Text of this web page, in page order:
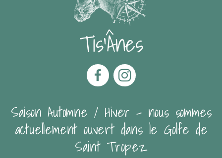
Tis'Ânes
Saison Automne / Hiver - nous sommes
actuellement ouvert dans le Golfe de
Saint Tropez